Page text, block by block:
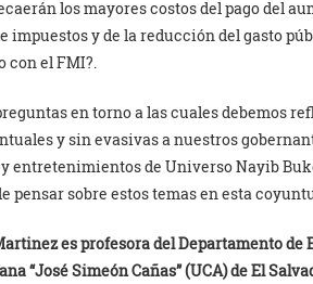
los mayores costos del pago del
impuestos y de la reducción del gasto
el FMI?.
en torno a las cuales debemos
y sin evasivas a nuestros
entretenimientos de Universo Nayib
pensar sobre estos temas en esta
es profesora del Departamento de
“José Simeón Cañas” (UCA) de El